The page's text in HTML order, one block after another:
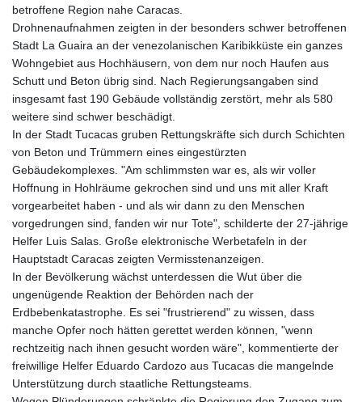
betroffene Region nahe Caracas.
Drohnenaufnahmen zeigten in der besonders schwer betroffenen
Stadt La Guaira an der venezolanischen Karibikküste ein ganzes
Wohngebiet aus Hochhäusern, von dem nur noch Haufen aus
Schutt und Beton übrig sind. Nach Regierungsangaben sind
insgesamt fast 190 Gebäude vollständig zerstört, mehr als 580
weitere sind schwer beschädigt.
In der Stadt Tucacas gruben Rettungskräfte sich durch Schichten
von Beton und Trümmern eines eingestürzten
Gebäudekomplexes. "Am schlimmsten war es, als wir voller
Hoffnung in Hohlräume gekrochen sind und uns mit aller Kraft
vorgearbeitet haben - und als wir dann zu den Menschen
vorgedrungen sind, fanden wir nur Tote", schilderte der 27-jährige
Helfer Luis Salas. Große elektronische Werbetafeln in der
Hauptstadt Caracas zeigten Vermisstenanzeigen.
In der Bevölkerung wächst unterdessen die Wut über die
ungenügende Reaktion der Behörden nach der
Erdbebenkatastrophe. Es sei "frustrierend" zu wissen, dass
manche Opfer noch hätten gerettet werden können, "wenn
rechtzeitig nach ihnen gesucht worden wäre", kommentierte der
freiwillige Helfer Eduardo Cardozo aus Tucacas die mangelnde
Unterstützung durch staatliche Rettungsteams.